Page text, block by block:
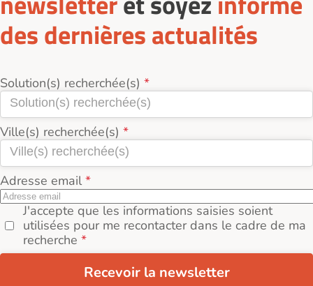
des dernières actualités
Solution(s) recherchée(s)
Ville(s) recherchée(s)
Adresse email
J'accepte que les informations saisies soient
utilisées pour me recontacter dans le cadre de ma
recherche
Recevoir la newsletter